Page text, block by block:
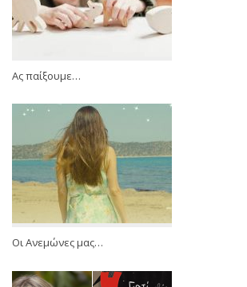
Ας παίξουμε…
Οι Ανεμώνες μας…